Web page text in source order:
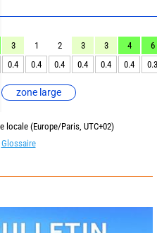
zone large
3 1 2 3 3 4
6
0.4 0.4 0.4 0.4 0.4 0.4 0.3
locale (Europe/Paris, UTC+02)
Glossaire